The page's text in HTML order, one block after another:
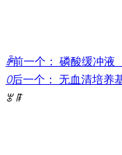
ꄴ前一个：
磷酸缓冲液
ꄲ后一个：
无血清培养
ꂃ ꁹ